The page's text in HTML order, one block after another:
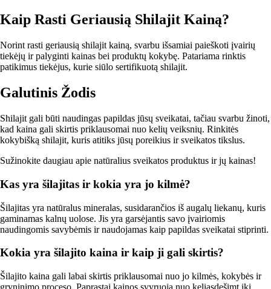
Kaip Rasti Geriausią Shilajit Kainą?
Norint rasti geriausią shilajit kainą, svarbu išsamiai paieškoti įvairių
tiekėjų ir palyginti kainas bei produktų kokybę. Patariama rinktis
patikimus tiekėjus, kurie siūlo sertifikuotą shilajit.
Galutinis Žodis
Shilajit gali būti naudingas papildas jūsų sveikatai, tačiau svarbu žinoti,
kad kaina gali skirtis priklausomai nuo kelių veiksnių. Rinkitės
kokybišką shilajit, kuris atitiks jūsų poreikius ir sveikatos tikslus.
Sužinokite daugiau apie natūralius sveikatos produktus ir jų kainas!
Kas yra šilajitas ir kokia yra jo kilmė?
Šilajitas yra natūralus mineralas, susidarančios iš augalų liekanų, kuris
gaminamas kalnų uolose. Jis yra garsėjantis savo įvairiomis
naudingomis savybėmis ir naudojamas kaip papildas sveikatai stiprinti.
Kokia yra šilajito kaina ir kaip ji gali skirtis?
Šilajito kaina gali labai skirtis priklausomai nuo jo kilmės, kokybės ir
gryninimo proceso. Paprastai kainos svyruoja nuo keliasdešimt iki